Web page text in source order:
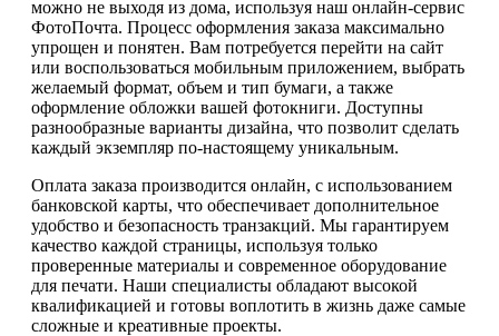
можно не выходя из дома, используя наш онлайн-сервис
ФотоПочта. Процесс оформления заказа максимально
упрощен и понятен. Вам потребуется перейти на сайт
или воспользоваться мобильным приложением, выбрать
желаемый формат, объем и тип бумаги, а также
оформление обложки вашей фотокниги. Доступны
разнообразные варианты дизайна, что позволит сделать
каждый экземпляр по-настоящему уникальным.
Оплата заказа производится онлайн, с использованием
банковской карты, что обеспечивает дополнительное
удобство и безопасность транзакций. Мы гарантируем
качество каждой страницы, используя только
проверенные материалы и современное оборудование
для печати. Наши специалисты обладают высокой
квалификацией и готовы воплотить в жизнь даже самые
сложные и креативные проекты.